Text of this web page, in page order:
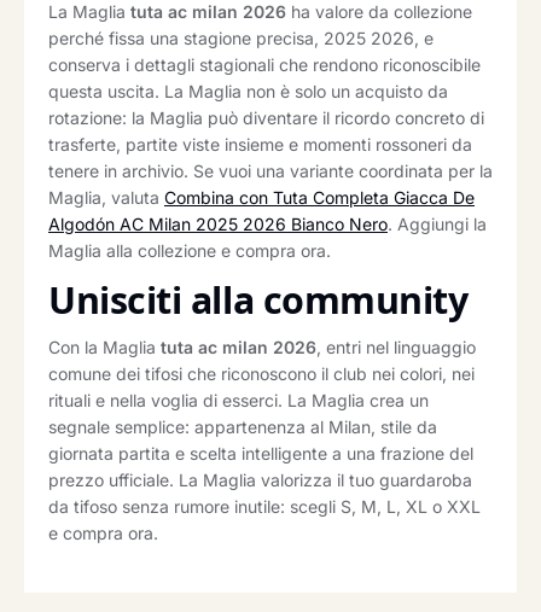
La Maglia tuta ac milan 2026 ha valore da collezione
perché fissa una stagione precisa, 2025 2026, e
conserva i dettagli stagionali che rendono riconoscibile
questa uscita. La Maglia non è solo un acquisto da
rotazione: la Maglia può diventare il ricordo concreto di
trasferte, partite viste insieme e momenti rossoneri da
tenere in archivio. Se vuoi una variante coordinata per la
Maglia, valuta Combina con Tuta Completa Giacca De
Algodón AC Milan 2025 2026 Bianco Nero. Aggiungi la
Maglia alla collezione e compra ora.
Unisciti alla community
Con la Maglia tuta ac milan 2026, entri nel linguaggio
comune dei tifosi che riconoscono il club nei colori, nei
rituali e nella voglia di esserci. La Maglia crea un
segnale semplice: appartenenza al Milan, stile da
giornata partita e scelta intelligente a una frazione del
prezzo ufficiale. La Maglia valorizza il tuo guardaroba
da tifoso senza rumore inutile: scegli S, M, L, XL o XXL
e compra ora.